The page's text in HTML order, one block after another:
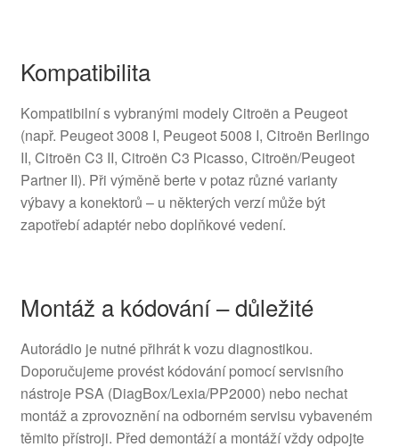
Kompatibilita
Kompatibilní s vybranými modely Citroën a Peugeot
(např. Peugeot 3008 I, Peugeot 5008 I, Citroën Berlingo
II, Citroën C3 II, Citroën C3 Picasso, Citroën/Peugeot
Partner II). Při výměně berte v potaz různé varianty
výbavy a konektorů – u některých verzí může být
zapotřebí adaptér nebo doplňkové vedení.
Montáž a kódování – důležité
Autorádio je nutné přihrát k vozu diagnostikou.
Doporučujeme provést kódování pomocí servisního
nástroje PSA (DiagBox/Lexia/PP2000) nebo nechat
montáž a zprovoznění na odborném servisu vybaveném
těmito přístroji. Před demontáží a montáží vždy odpojte